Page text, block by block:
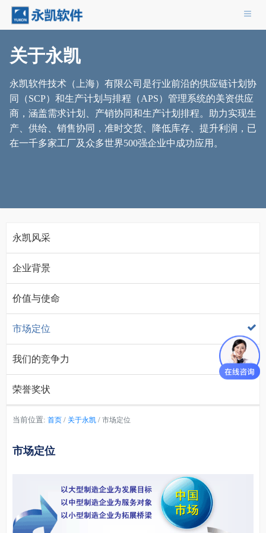
导航
关于永凯
永凯软件技术（上海）有限公司是行业前沿的供应链计划协
同（SCP）和生产计划与排程（APS）管理系统的美资供应
商，涵盖需求计划、产销协同和生产计划排程。助力实现生
产、供给、销售协同，准时交货、降低库存、提升利润，已
在一千多家工厂及众多世界500强企业中成功应用。
永凯风采
企业背景
价值与使命
市场定位
我们的竞争力
荣誉奖状
当前位置: 首页 / 关于永凯 / 市场定位
市场定位